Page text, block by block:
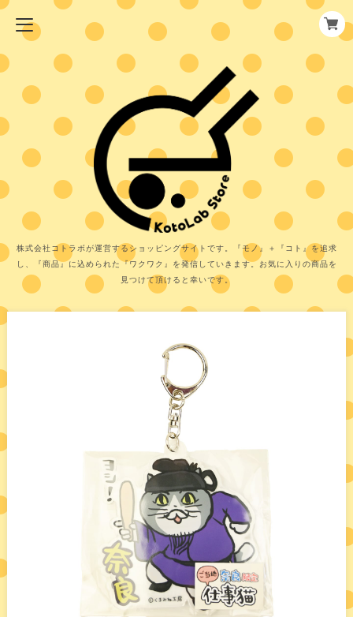
株式会社コトラボが運営するショッピングサイトです。『モノ』＋『コト』を追求
し、『商品』に込められた『ワクワク』を発信していきます。お気に入りの商品を
見つけて頂けると幸いです。